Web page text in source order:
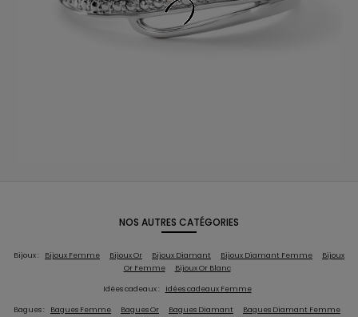
NOS AUTRES CATÉGORIES
Bijoux : Bijoux Femme Bijoux Or Bijoux Diamant Bijoux Diamant Femme
Bijoux
Or Femme
Bijoux Or Blanc
Idées cadeaux : Idées cadeaux Femme
Bagues : Bagues Femme Bagues Or Bagues Diamant
Bagues Diamant Femme